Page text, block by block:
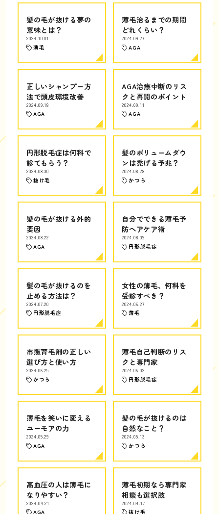
髪の毛が抜ける夢の
意味とは？
2024.10.01
薄毛
薄毛治るまでの期間
どれくらい？
2024.09.27
AGA
正しいシャンプー方
法で頭皮環境改善
2024.09.18
AGA
AGA治療中断のリス
クと再開のポイント
2024.09.11
AGA
円形脱毛症は何科で
診てもらう？
2024.08.30
抜け毛
髪のボリュームダウ
ンは禿げる予兆？
2024.08.28
かつら
髪の毛が抜ける外的
要因
2024.08.22
AGA
自分でできる薄毛予
防ヘアケア術
2024.08.09
円形脱毛症
髪の毛が抜けるのを
止める方法は？
2024.07.20
円形脱毛症
女性の薄毛、何科を
受診すべき？
2024.06.27
薄毛
市販育毛剤の正しい
選び方と使い方
2024.06.25
かつら
薄毛自己判断のリス
クと専門家
2024.06.02
円形脱毛症
薄毛を笑いに変える
ユーモアの力
2024.05.29
AGA
髪の毛が抜けるのは
自然なこと？
2024.05.13
かつら
高血圧の人は薄毛に
なりやすい？
2024.04.21
AGA
薄毛初期なら専門家
相談も選択肢
2024.04.17
抜け毛